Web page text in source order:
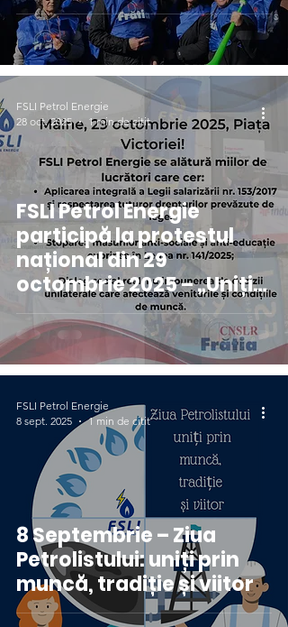
FSLI Petrol Energie
participă la protestul
național din 29
octombrie 2025 – „Uniți
pentru o viață decentă!”
FSLI Petrol Energie
28 oct. 2025
1 min de citit
8 Septembrie – Ziua
Petrolistului: uniți prin
muncă, tradiție și viitor
FSLI Petrol Energie
8 sept. 2025
1 min de citit